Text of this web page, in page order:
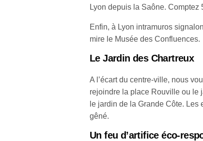
Lyon depuis la Saône.
Enfin, à Lyon intramuros
mire le Musée des Confluences.
Le Jardin des Chartreux
A l’écart du centre-ville, nous
rejoindre la place Rouville ou le
le jardin de la Grande Côte.
gêné.
Un feu d’artifice éco-